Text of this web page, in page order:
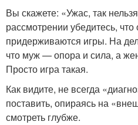
Вы скажете: «Ужас, так
рассмотрении убедитесь, что
придерживаются игры. На
что муж — опора и сила, а
Просто игра такая.
Как видите, не всегда
поставить, опираясь на
смотреть глубже.